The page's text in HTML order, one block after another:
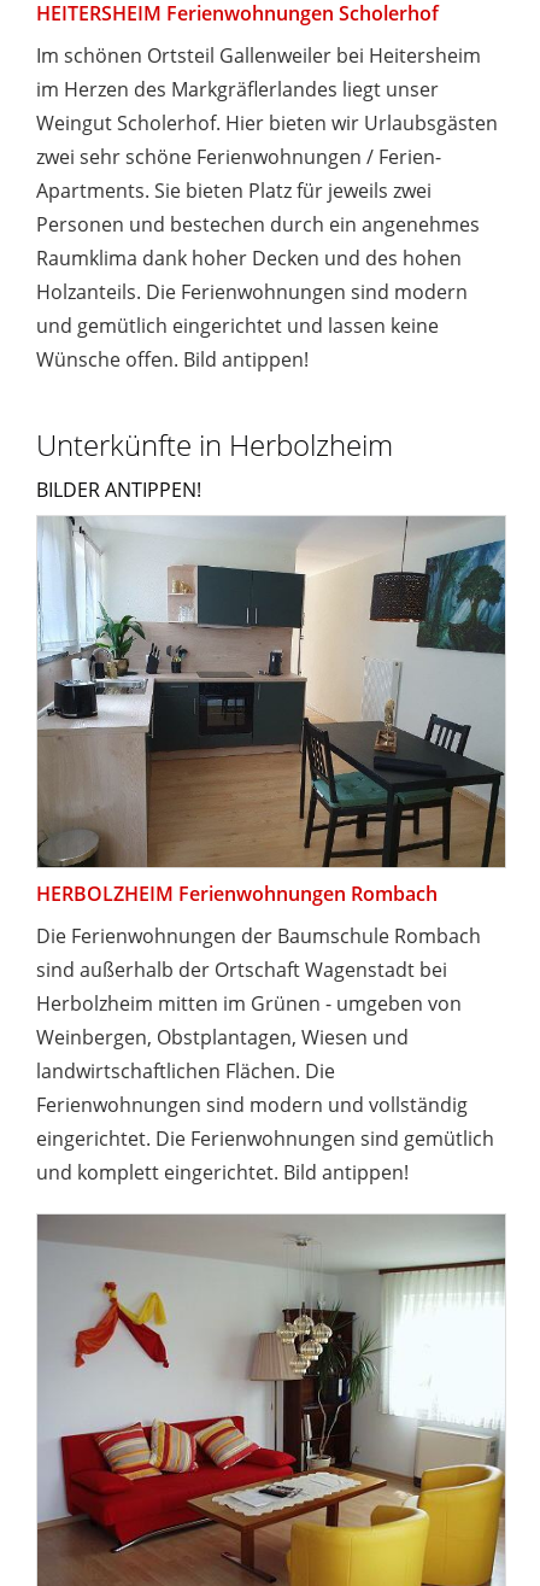
HEITERSHEIM Ferienwohnungen Scholerhof
Im schönen Ortsteil Gallenweiler bei Heitersheim
im Herzen des Markgräflerlandes liegt unser
Weingut Scholerhof. Hier bieten wir Urlaubsgästen
zwei sehr schöne Ferienwohnungen / Ferien-
Apartments. Sie bieten Platz für jeweils zwei
Personen und bestechen durch ein angenehmes
Raumklima dank hoher Decken und des hohen
Holzanteils. Die Ferienwohnungen sind modern
und gemütlich eingerichtet und lassen keine
Wünsche offen. Bild antippen!
Unterkünfte in Herbolzheim
BILDER ANTIPPEN!
HERBOLZHEIM Ferienwohnungen Rombach
Die Ferienwohnungen der Baumschule Rombach
sind außerhalb der Ortschaft Wagenstadt bei
Herbolzheim mitten im Grünen - umgeben von
Weinbergen, Obstplantagen, Wiesen und
landwirtschaftlichen Flächen. Die
Ferienwohnungen sind modern und vollständig
eingerichtet. Die Ferienwohnungen sind gemütlich
und komplett eingerichtet. Bild antippen!